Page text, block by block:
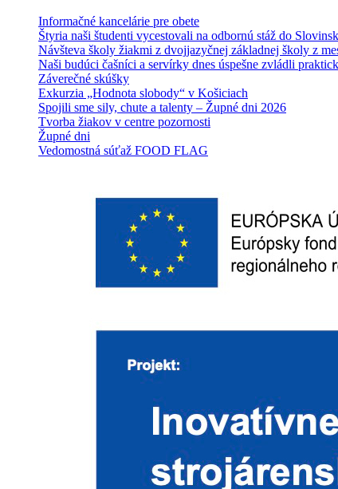
Informačné kancelárie pre obete
Štyria naši študenti vycestovali na odbornú stáž do
Návšteva školy žiakmi z dvojjazyčnej základnej školy z
Naši budúci čašníci a servírky dnes úspešne zvládli
Záverečné skúšky
Exkurzia „Hodnota slobody“ v Košiciach
Spojili sme sily, chute a talenty – Župné dni 2026
Tvorba žiakov v centre pozornosti
Župné dni
Vedomostná súťaž FOOD FLAG